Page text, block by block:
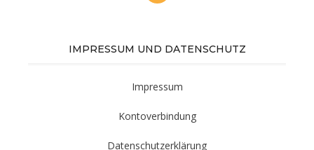
IMPRESSUM UND DATENSCHUTZ
Impressum
Kontoverbindung
Datenschutzerklärung